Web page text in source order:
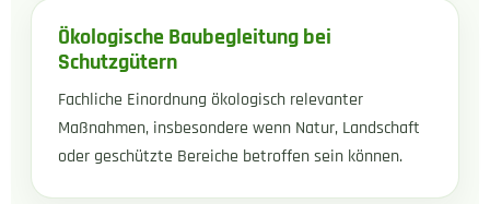
Ökologische Baubegleitung bei
Schutzgütern
Fachliche Einordnung ökologisch relevanter
Maßnahmen, insbesondere wenn Natur, Landschaft
oder geschützte Bereiche betroffen sein können.